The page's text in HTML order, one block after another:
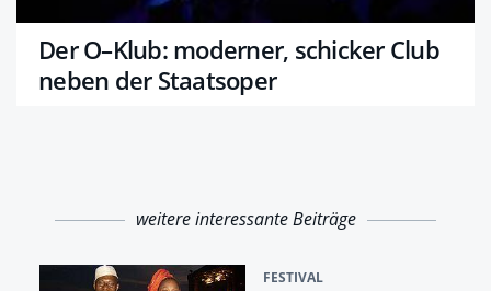
Der O–Klub: moderner, schicker Club
neben der Staatsoper
weitere interessante Beiträge
FESTIVAL